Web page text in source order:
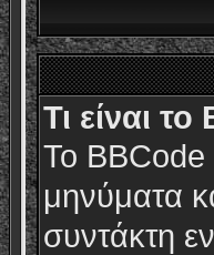
Τι είναι
Το BBCode
μηνύματα
συντάκτη